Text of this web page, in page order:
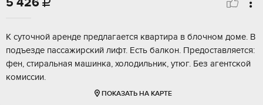

К суточной аренде предлагается квартира в блочном доме. В
подъезде пассажирский лифт. Есть балкон. Предоставляется:
фен, стиральная машинка, холодильник, утюг. Без агентской
комиссии.
ПОКАЗАТЬ НА КАРТЕ